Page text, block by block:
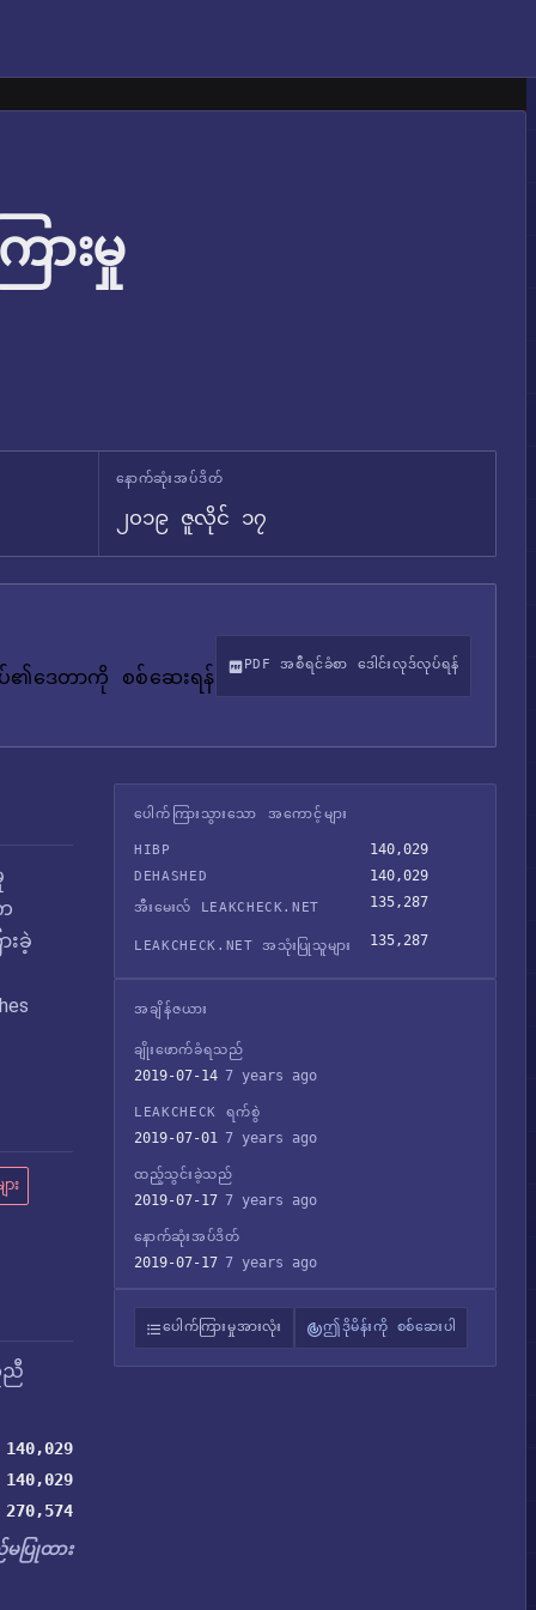
ြားမှု
နောက်ဆုံးအပ်ဒိတ်
၂၀၁၉ ဇူလိုင် ၁၇
၏ဒေတာကို စစ်ဆေးရန်
PDF အစီရင်ခံစာ ဒေါင်းလုဒ်လုပ်ရန်
ခဲ့
း
ညီ
140,029
140,029
270,574
ပြုထား
ပေါက်ကြားသွားသော အကောင့်များ
HIBP 140,029
DEHASHED 140,029
အီးမေးလ် LEAKCHECK.NET 135,287
LEAKCHECK.NET အသုံးပြုသူများ 135,287
အချိန်ဇယား
ချိုးဖောက်ခံရသည်
2019-07-14 7 years ago
LEAKCHECK ရက်စွဲ
2019-07-01 7 years ago
ထည့်သွင်းခဲ့သည်
2019-07-17 7 years ago
နောက်ဆုံးအပ်ဒိတ်
2019-07-17 7 years ago
ပေါက်ကြားမှုအားလုံး ဤဒိုမိန်းကို စစ်ဆေးပါ